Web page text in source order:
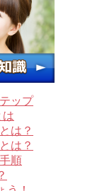
ップ
は
は？
は？
順